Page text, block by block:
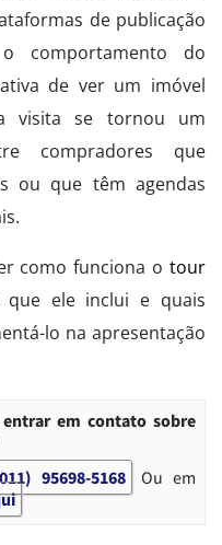
de publicação
comportamento do
de ver um imóvel
visita se tornou um
compradores que
ou que têm agendas
como funciona o tour
ele inclui e quais
lo na apresentação
em contato sobre
95698-5168
Ou em